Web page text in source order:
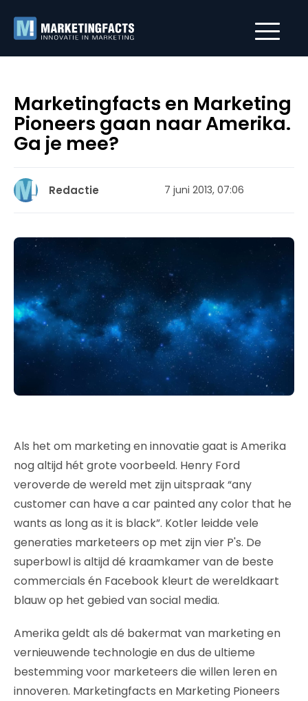
Marketingfacts en Marketing
Pioneers gaan naar Amerika.
Ga je mee?
Redactie 7 juni 2013, 07:06
Als het om marketing en innovatie gaat is Amerika
nog altijd hét grote voorbeeld. Henry Ford
veroverde de wereld met zijn uitspraak “any
customer can have a car painted any color that he
wants as long as it is black”. Kotler leidde vele
generaties marketeers op met zijn vier P's. De
superbowl is altijd dé kraamkamer van de beste
commercials én Facebook kleurt de wereldkaart
blauw op het gebied van social media.
Amerika geldt als dé bakermat van marketing en
vernieuwende technologie en dus de ultieme
bestemming voor marketeers die willen leren en
innoveren. Marketingfacts en Marketing Pioneers